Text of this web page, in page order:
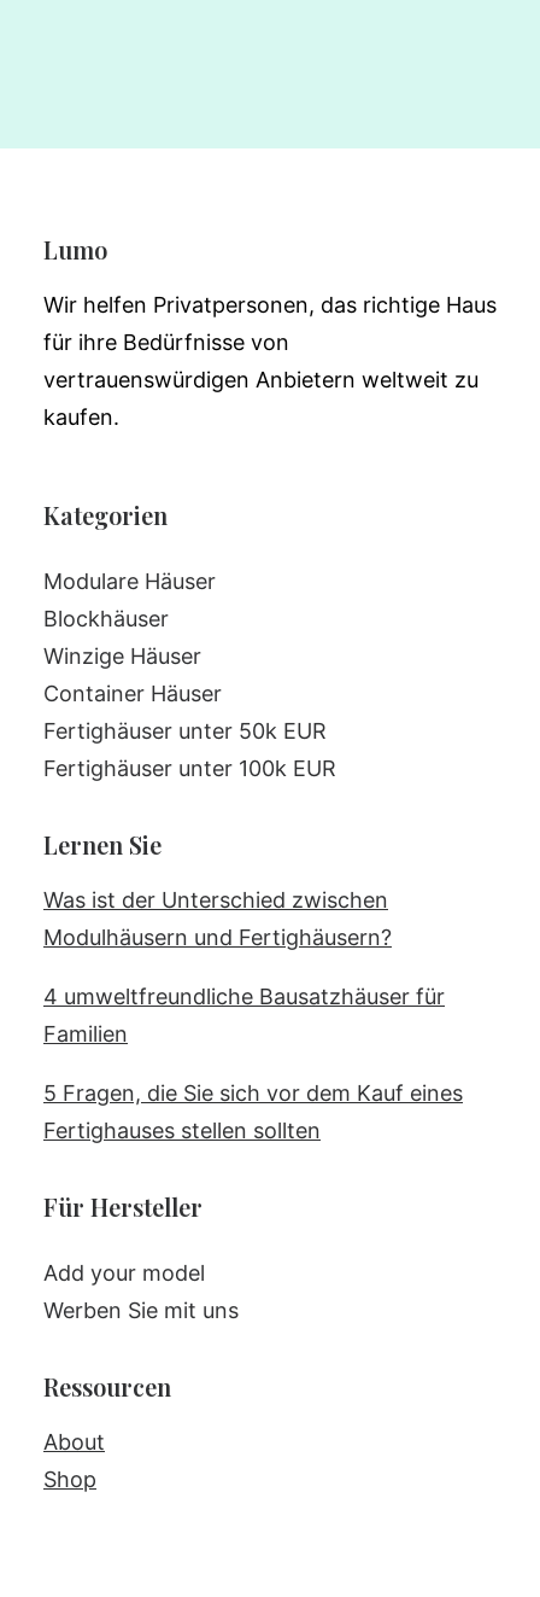
Lumo
Wir helfen Privatpersonen, das richtige Haus
für ihre Bedürfnisse von
vertrauenswürdigen Anbietern weltweit zu
kaufen.
Kategorien
Modulare Häuser
Blockhäuser
Winzige Häuser
Container Häuser
Fertighäuser unter 50k EUR
Fertighäuser unter 100k EUR
Lernen Sie
Was ist der Unterschied zwischen
Modulhäusern und Fertighäusern?
4 umweltfreundliche Bausatzhäuser für
Familien
5 Fragen, die Sie sich vor dem Kauf eines
Fertighauses stellen sollten
Für Hersteller
Add your model
Werben Sie mit uns
Ressourcen
About
Shop